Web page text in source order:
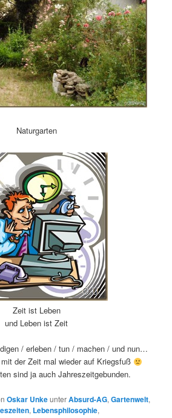
Naturgarten
Zeit ist Leben
und Leben ist Zeit
/ erleben / tun / machen / und nun…
der Zeit mal wieder auf Kriegsfuß
sind ja auch Jahreszeitgebunden.
Oskar UnkeunterAbsurd-AG,Gartenwelt,
, Lebensphilosophie,